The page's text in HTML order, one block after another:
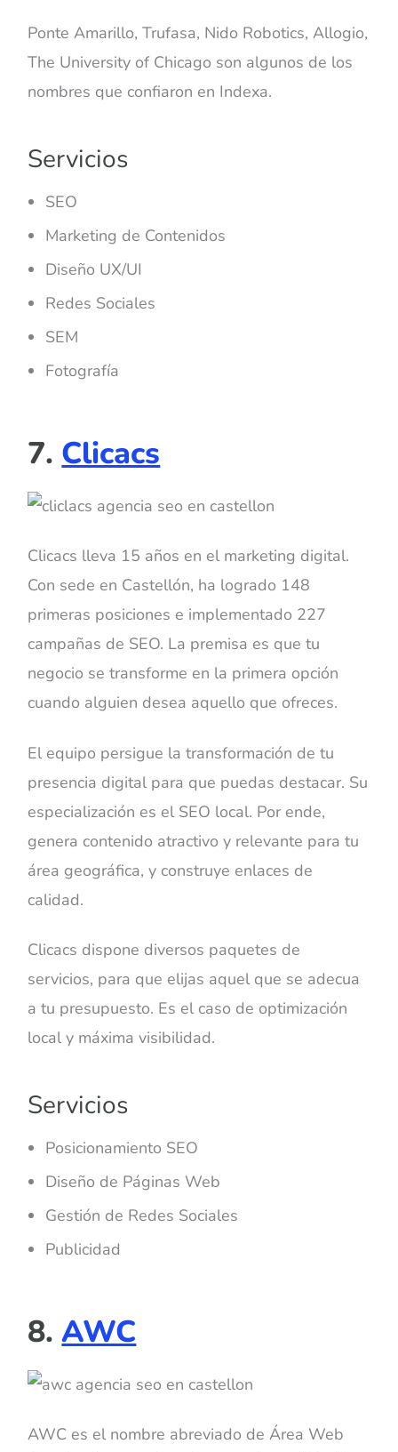
Ponte Amarillo, Trufasa, Nido Robotics, Allogio,
The University of Chicago son algunos de los
nombres que confiaron en Indexa.
Servicios
SEO
Marketing de Contenidos
Diseño UX/UI
Redes Sociales
SEM
Fotografía
7. Clicacs
Clicacs lleva 15 años en el marketing digital.
Con sede en Castellón, ha logrado 148
primeras posiciones e implementado 227
campañas de SEO. La premisa es que tu
negocio se transforme en la primera opción
cuando alguien desea aquello que ofreces.
El equipo persigue la transformación de tu
presencia digital para que puedas destacar. Su
especialización es el SEO local. Por ende,
genera contenido atractivo y relevante para tu
área geográfica, y construye enlaces de
calidad.
Clicacs dispone diversos paquetes de
servicios, para que elijas aquel que se adecua
a tu presupuesto. Es el caso de optimización
local y máxima visibilidad.
Servicios
Posicionamiento SEO
Diseño de Páginas Web
Gestión de Redes Sociales
Publicidad
8.AWC
AWC es el nombre abreviado de Área Web